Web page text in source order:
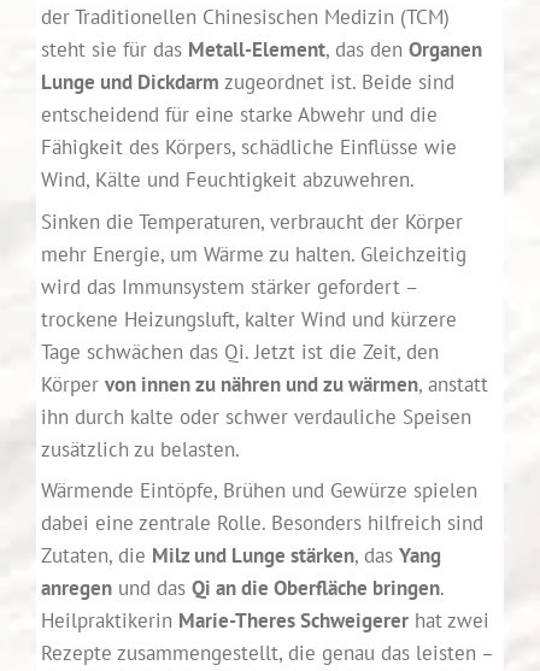
der Traditionellen Chinesischen Medizin (TCM)
steht sie für das Metall-Element, das den Organen
Lunge und Dickdarm zugeordnet ist. Beide sind
entscheidend für eine starke Abwehr und die
Fähigkeit des Körpers, schädliche Einflüsse wie
Wind, Kälte und Feuchtigkeit abzuwehren.
Sinken die Temperaturen, verbraucht der Körper
mehr Energie, um Wärme zu halten. Gleichzeitig
wird das Immunsystem stärker gefordert –
trockene Heizungsluft, kalter Wind und kürzere
Tage schwächen das Qi. Jetzt ist die Zeit, den
Körper von innen zu nähren und zu wärmen, anstatt
ihn durch kalte oder schwer verdauliche Speisen
zusätzlich zu belasten.
Wärmende Eintöpfe, Brühen und Gewürze spielen
dabei eine zentrale Rolle. Besonders hilfreich sind
Zutaten, die Milz und Lunge stärken, das Yang
anregenund das Qi an die Oberfläche bringen.
Heilpraktikerin Marie-Theres Schweigererhat zwei
Rezepte zusammengestellt, die genau das leisten –